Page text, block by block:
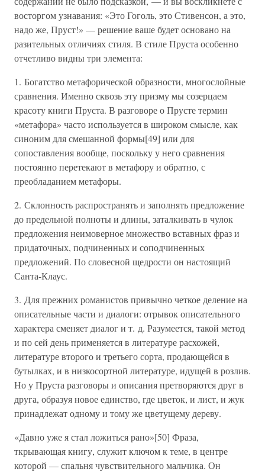
восторгом узнавания: «Это Гоголь, это Стивенсон, а это,
надо же, Пруст!» — решение ваше будет основано на
разительных отличиях стиля. В стиле Пруста особенно
отчетливо видны три элемента:
1. Богатство метафорической образности, многослойные
сравнения. Именно сквозь эту призму мы созерцаем
красоту книги Пруста. В разговоре о Прусте термин
«метафора» часто используется в широком смысле, как
синоним для смешанной формы[49] или для
сопоставления вообще, поскольку у него сравнения
постоянно перетекают в метафору и обратно, с
преобладанием метафоры.
2. Склонность распространять и заполнять предложение
до предельной полноты и длины, заталкивать в чулок
предложения неимоверное множество вставных фраз и
придаточных, подчиненных и соподчиненных
предложений. По словесной щедрости он настоящий
Санта-Клаус.
3. Для прежних романистов привычно четкое деление на
описательные части и диалоги: отрывок описательного
характера сменяет диалог и т. д. Разумеется, такой метод
и по сей день применяется в литературе расхожей,
литературе второго и третьего сорта, продающейся в
бутылках, и в низкосортной литературе, идущей в розлив.
Но у Пруста разговоры и описания претворяются друг в
друга, образуя новое единство, где цветок, и лист, и жук
принадлежат одному и тому же цветущему дереву.
«Давно уже я стал ложиться рано»[50] Фраза,
ткрывающая книгу, служит ключом к теме, в центре
которой — спальня чувствительного мальчика. Он